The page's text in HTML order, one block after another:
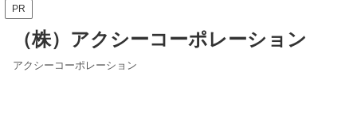
PR
（株）アクシーコーポレーション
アクシーコーポレーション